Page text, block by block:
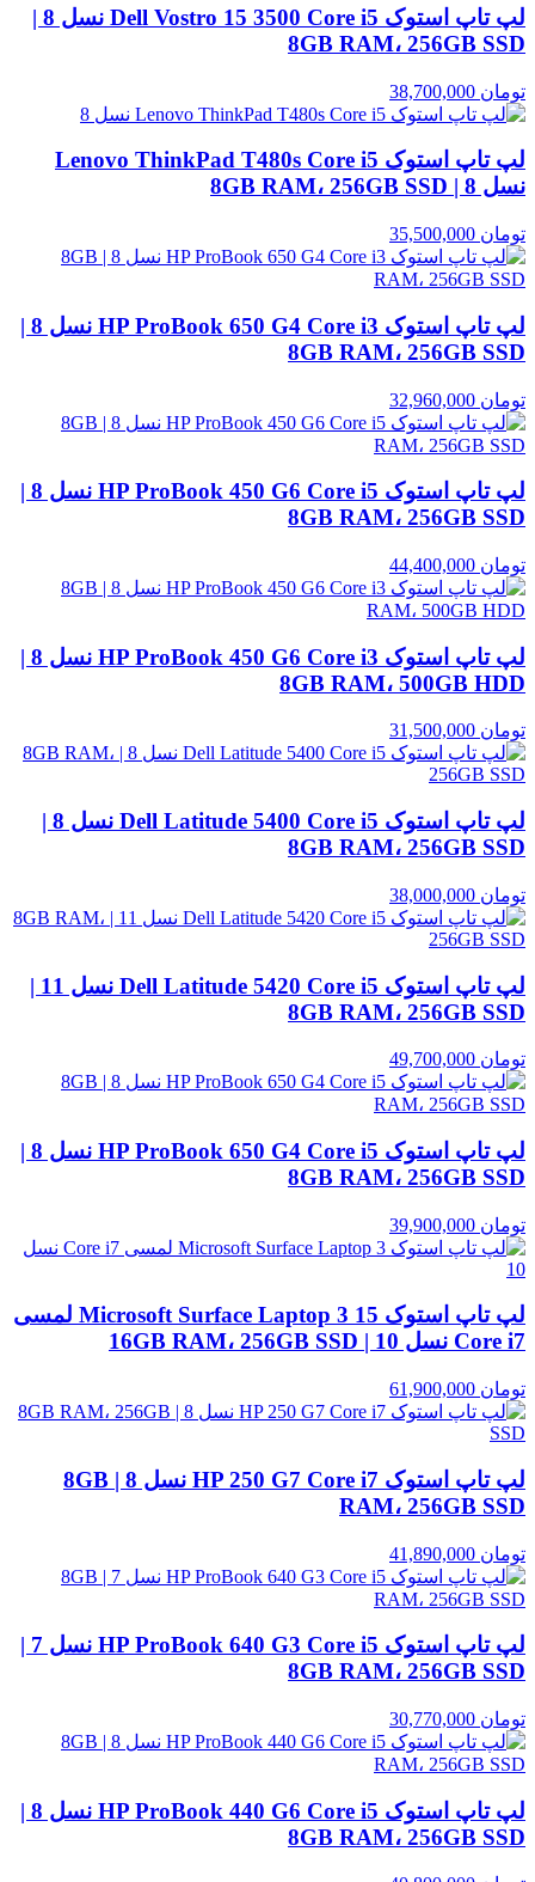
لپ تاپ استوک Dell Vostro 15 3500 Core i5 نسل 8 |
8GB RAM، 256GB SSD
تومان
لپ تاپ استوک Lenovo ThinkPad T480s Core i5
نسل 8 | 8GB RAM، 256GB SSD
تومان
لپ تاپ استوک HP ProBook 650 G4 Core i3 نسل 8 |
8GB RAM، 256GB SSD
تومان
لپ تاپ استوک HP ProBook 450 G6 Core i5 نسل 8 |
8GB RAM، 256GB SSD
تومان
لپ تاپ استوک HP ProBook 450 G6 Core i3 نسل 8 |
8GB RAM، 500GB HDD
تومان
لپ تاپ استوک Dell Latitude 5400 Core i5 نسل 8 |
8GB RAM، 256GB SSD
تومان
لپ تاپ استوک Dell Latitude 5420 Core i5 نسل 11 |
8GB RAM، 256GB SSD
تومان
لپ تاپ استوک HP ProBook 650 G4 Core i5 نسل 8 |
8GB RAM، 256GB SSD
تومان
لپ تاپ استوک Microsoft Surface Laptop 3 15 لمسی
Core i7 نسل 10 | 16GB RAM، 256GB SSD
تومان
لپ تاپ استوک HP 250 G7 Core i7 نسل 8 | 8GB
RAM، 256GB SSD
تومان
لپ تاپ استوک HP ProBook 640 G3 Core i5 نسل 7 |
8GB RAM، 256GB SSD
تومان
لپ تاپ استوک HP ProBook 440 G6 Core i5 نسل 8 |
8GB RAM، 256GB SSD